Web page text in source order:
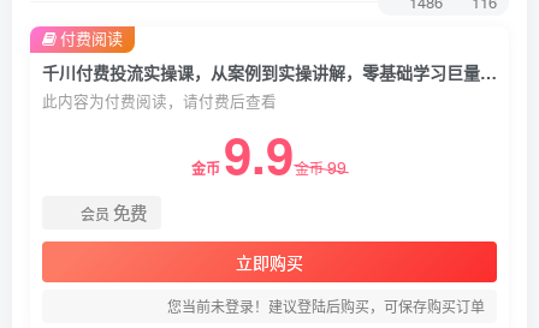
千川付费投流实操课，从案例到实操讲解，零基础学习巨量千川投放（价值1280）【更新】
此内容为付费阅读，请付费后查看
金币 9.9金币99
会员 免费
立即购买
您当前未登录！建议登陆后购买，可保存购买订单
付费阅读